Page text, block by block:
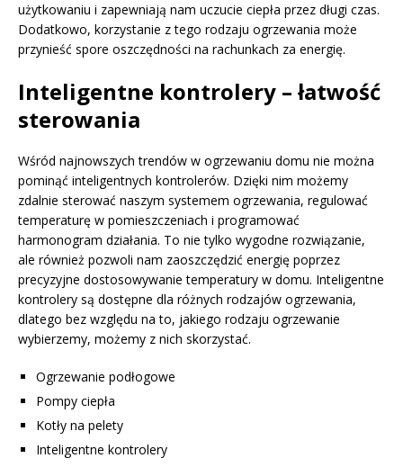
użytkowaniu i zapewniają nam uczucie ciepła przez długi czas.
Dodatkowo, korzystanie z tego rodzaju ogrzewania może
przynieść spore oszczędności na rachunkach za energię.
Inteligentne kontrolery – łatwość
sterowania
Wśród najnowszych trendów w ogrzewaniu domu nie można
pominąć inteligentnych kontrolerów. Dzięki nim możemy
zdalnie sterować naszym systemem ogrzewania, regulować
temperaturę w pomieszczeniach i programować
harmonogram działania. To nie tylko wygodne rozwiązanie,
ale również pozwoli nam zaoszczędzić energię poprzez
precyzyjne dostosowywanie temperatury w domu. Inteligentne
kontrolery są dostępne dla różnych rodzajów ogrzewania,
dlatego bez względu na to, jakiego rodzaju ogrzewanie
wybierzemy, możemy z nich skorzystać.
Ogrzewanie podłogowe
Pompy ciepła
Kotły na pelety
Inteligentne kontrolery